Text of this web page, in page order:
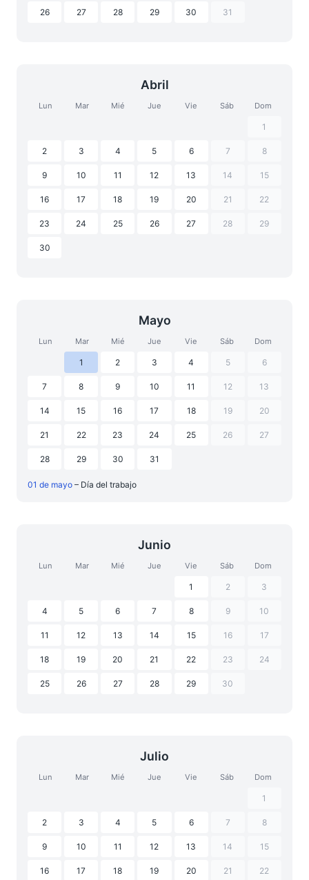
26 27 28 29 30 31
Abril
Lun Mar Mié Jue Vie Sáb Dom
1
2 3 4 5 6 7 8
9 10 11 12 13 14 15
16 17 18 19 20 21 22
23 24 25 26 27 28 29
30
Mayo
Lun Mar Mié Jue Vie Sáb Dom
1 2 3 4 5 6
7 8 9 10 11 12 13
14 15 16 17 18 19 20
21 22 23 24 25 26 27
28 29 30 31
01 de mayo – Día del trabajo
Junio
Lun Mar Mié Jue Vie Sáb Dom
1 2 3
4 5 6 7 8 9 10
11 12 13 14 15 16 17
18 19 20 21 22 23 24
25 26 27 28 29 30
Julio
Lun Mar Mié Jue Vie Sáb Dom
1
2 3 4 5 6 7 8
9 10 11 12 13 14 15
16 17 18 19 20 21 22